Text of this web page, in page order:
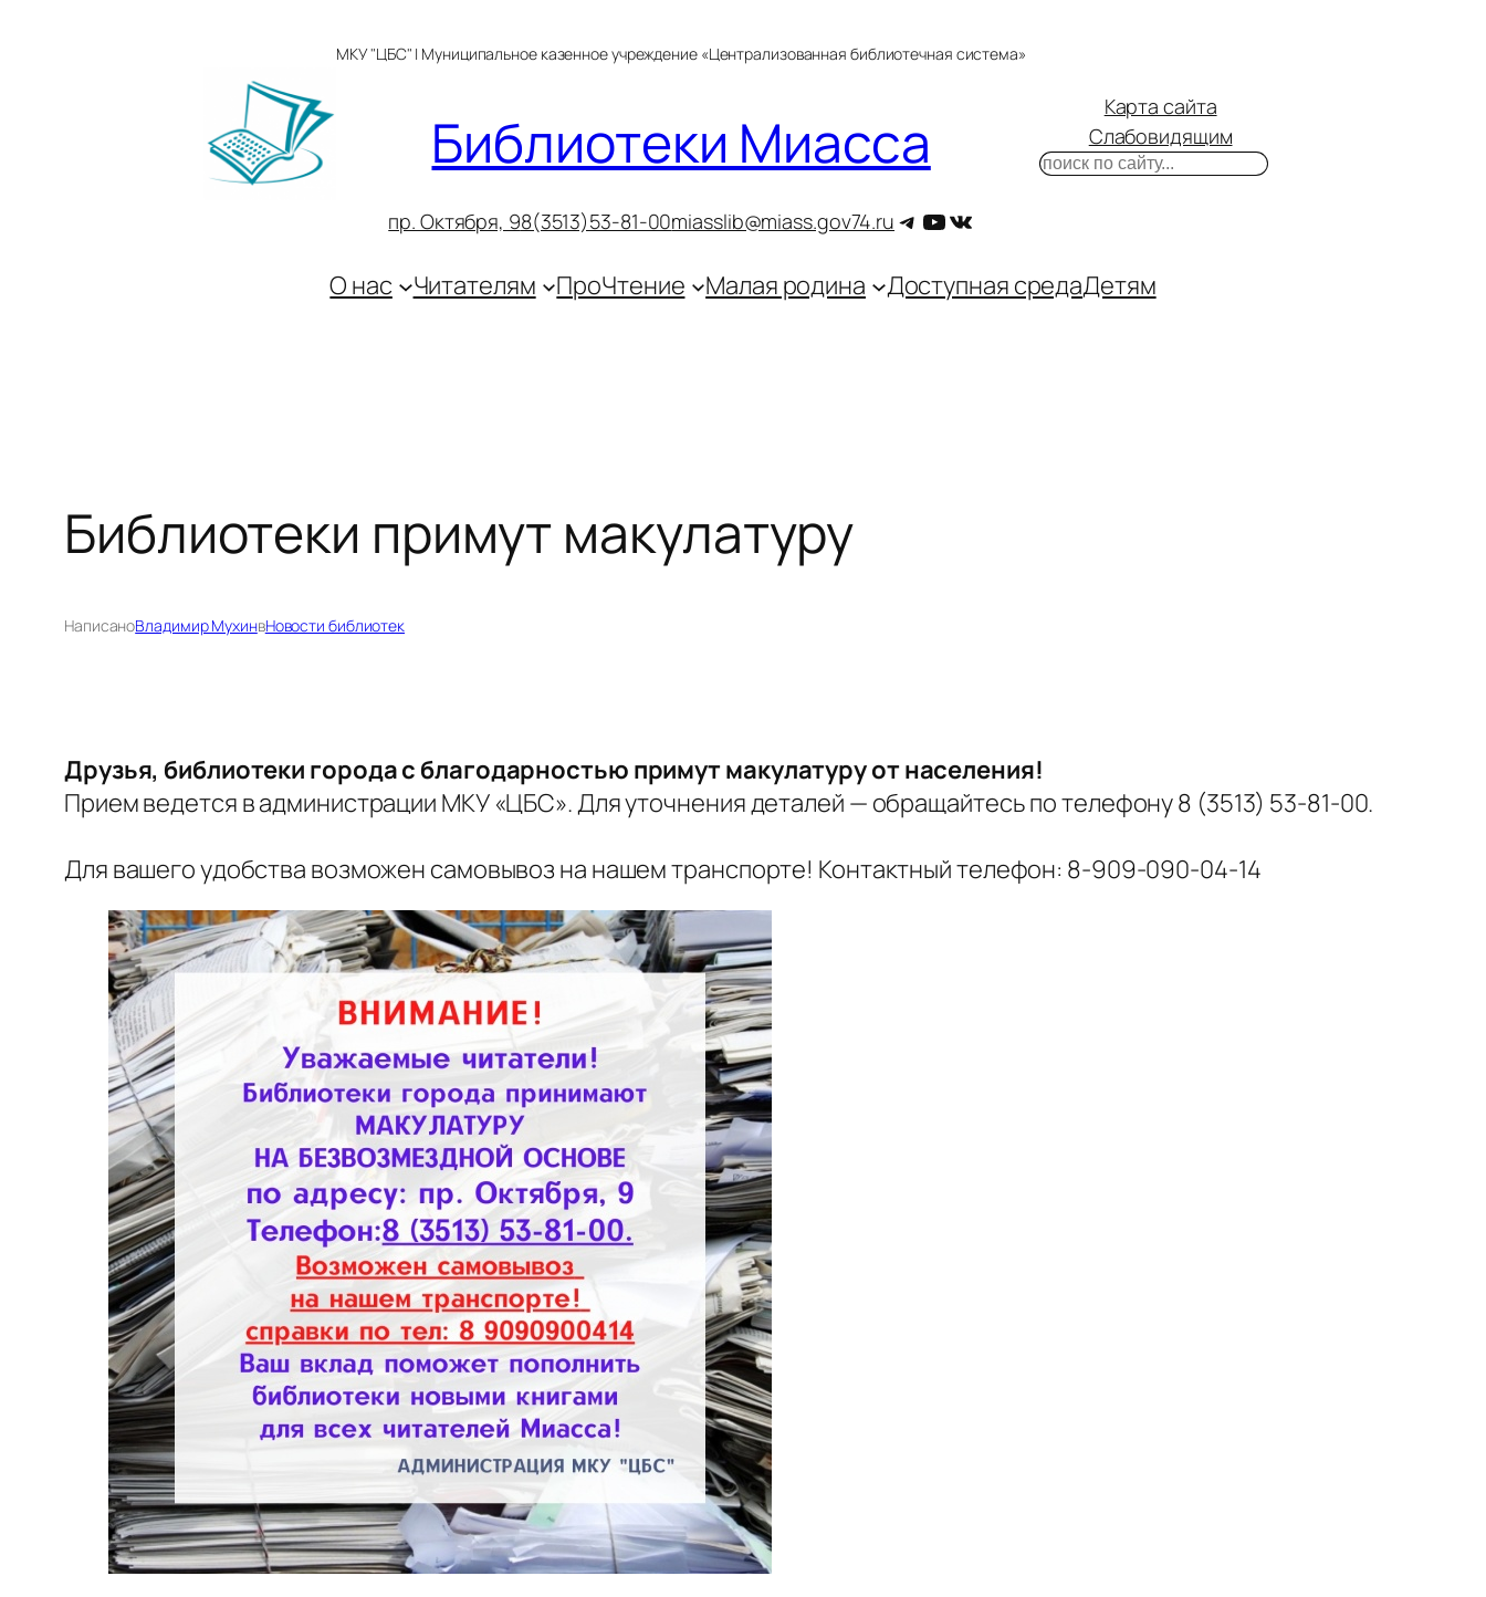
МКУ "ЦБС" | Муниципальное казенное учреждение «Централизованная библиотечная система»
Библиотеки Миасса
пр. Октября, 98(3513)53-81-00miasslib@miass.gov74.ru Telegram
YouTube
ВКонтакте
Карта сайта
Слабовидящим
Поиск
О нас Читателям ПроЧтение Малая родина Доступная средаДетям
Библиотеки примут макулатуру
НаписаноВладимир МухинвНовости библиотек
Друзья, библиотеки города с благодарностью примут макулатуру от населения!
Прием ведется в администрации МКУ «ЦБС». Для уточнения деталей — обращайтесь по телефону 8 (3513) 53-81-00.
Для вашего удобства возможен самовывоз на нашем транспорте! Контактный телефон: 8-909-090-04-14